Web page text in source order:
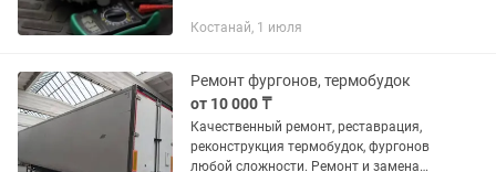
Костанай, 1 июля
Ремонт фургонов, термобудок
от 10 000 ₸
Качественный ремонт, реставрация,
реконструкция термобудок, фургонов
любой сложности. Ремонт и замена